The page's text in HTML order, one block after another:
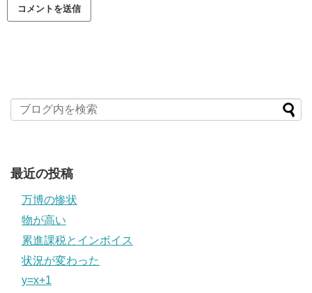
最近の投稿
万博の惨状
物が高い
累進課税とインボイス
状況が変わった
y=x+1